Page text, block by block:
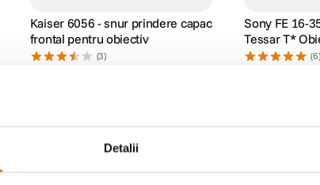
Detalii
Kaiser 6056 - snur prindere capac
frontal pentru obiectiv
(3)
Sony FE 16-
Tessar T*
Mirrorless
(6)